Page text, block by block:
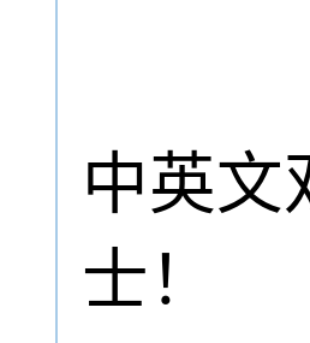
中英文
士！